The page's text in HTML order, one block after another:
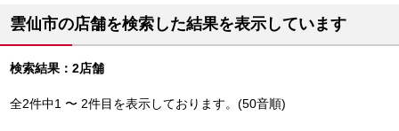
雲仙市の店舗を検索した結果を表示しています
検索結果：2店舗
全2件中1 〜 2件目を表示しております。(50音順)